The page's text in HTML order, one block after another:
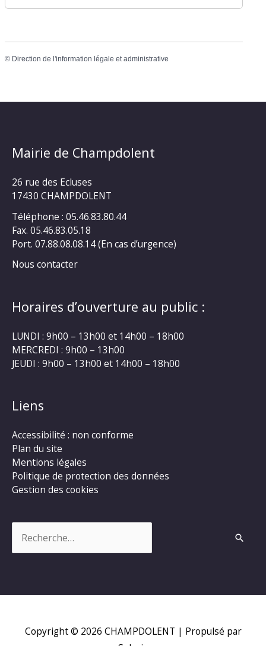
© Direction de l'information légale et administrative
Mairie de Champdolent
26 rue des Ecluses
17430 CHAMPDOLENT
Téléphone : 05.46.83.80.44
Fax. 05.46.83.05.18
Port. 07.88.08.08.14 (En cas d’urgence)
Nous contacter
Horaires d’ouverture au public :
LUNDI : 9h00 – 13h00 et 14h00 – 18h00
MERCREDI : 9h00 – 13h00
JEUDI : 9h00 – 13h00 et 14h00 – 18h00
Liens
Accessibilité : non conforme
Plan du site
Mentions légales
Politique de protection des données
Gestion des cookies
Copyright © 2026 CHAMPDOLENT | Propulsé par